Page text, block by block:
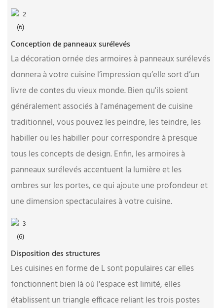
Conception de panneaux surélevés
La décoration ornée des armoires à panneaux surélevés
donnera à votre cuisine l’impression qu’elle sort d’un
livre de contes du vieux monde. Bien qu'ils soient
généralement associés à l'aménagement de cuisine
traditionnel, vous pouvez les peindre, les teindre, les
habiller ou les habiller pour correspondre à presque
tous les concepts de design. Enfin, les armoires à
panneaux surélevés accentuent la lumière et les
ombres sur les portes, ce qui ajoute une profondeur et
une dimension spectaculaires à votre cuisine.
Disposition des structures
Les cuisines en forme de L sont populaires car elles
fonctionnent bien là où l'espace est limité, elles
établissent un triangle efficace reliant les trois postes